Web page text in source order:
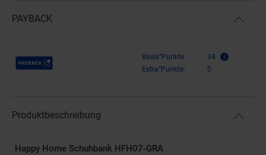
PAYBACK
Payback Punkte Basis°Punkte:
34
Extra°Punkte:
0
Produktbeschreibung
Happy Home Schuhbank HFH07-GRA